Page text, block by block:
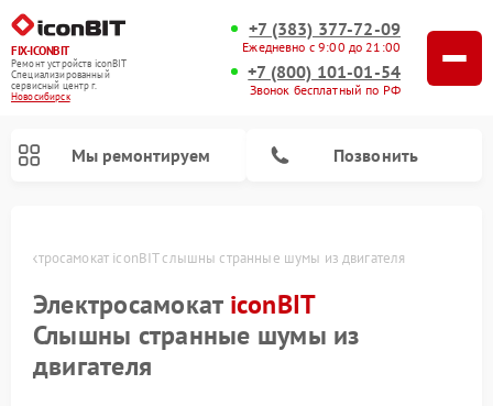
FIX-ICONBIT
Ремонт устройств iconBIT
Специализированный
cервисный центр г.
Новосибирск
+7 (383) 377-72-09
Ежедневно с 9:00 до 21:00
+7 (800) 101-01-54
Звонок бесплатный по РФ
Мы ремонтируем Позвонить
Электросамокат iconBIT слышны странные шумы из двигателя
Электросамокат iconBIT
Слышны странные шумы из
двигателя